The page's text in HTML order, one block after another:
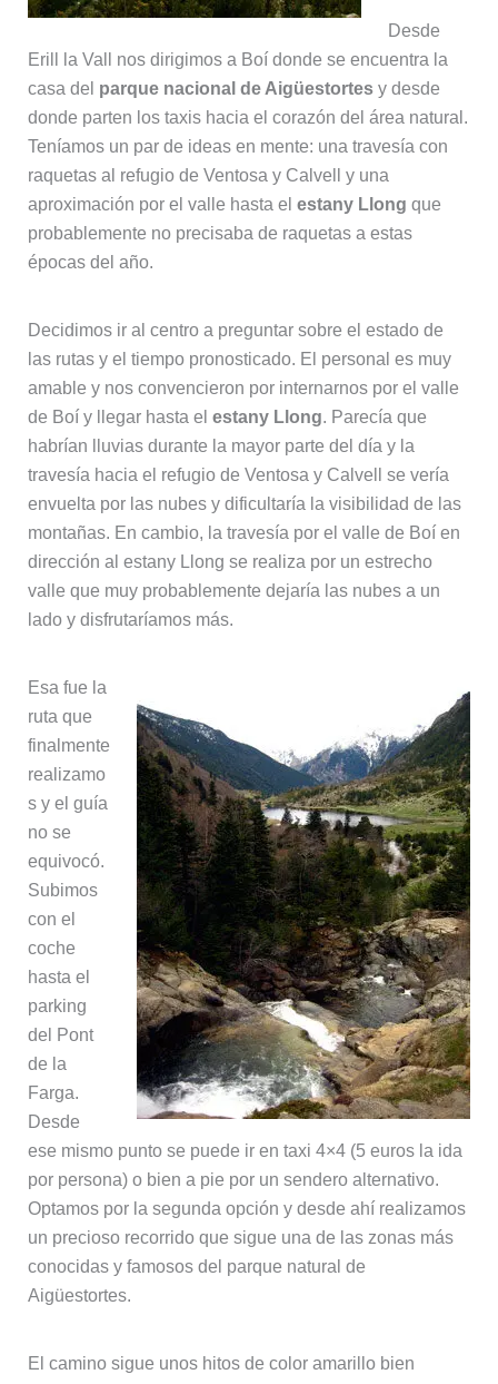
Desde
Erill la Vall nos dirigimos a Boí donde se encuentra la
casa del parque nacional de Aigüestortesy desde
donde parten los taxis hacia el corazón del área natural.
Teníamos un par de ideas en mente: una travesía con
raquetas al refugio de Ventosa y Calvell y una
aproximación por el valle hasta el estany Llong que
probablemente no precisaba de raquetas a estas
épocas del año.
Decidimos ir al centro a preguntar sobre el estado de
las rutas y el tiempo pronosticado. El personal es muy
amable y nos convencieron por internarnos por el valle
de Boí y llegar hasta el estany Llong. Parecía que
habrían lluvias durante la mayor parte del día y la
travesía hacia el refugio de Ventosa y Calvell se vería
envuelta por las nubes y dificultaría la visibilidad de las
montañas. En cambio, la travesía por el valle de Boí en
dirección al estany Llong se realiza por un estrecho
valle que muy probablemente dejaría las nubes a un
lado y disfrutaríamos más.
Esa fue la
ruta que
finalmente
realizamo
s y el guía
no se
equivocó.
Subimos
con el
coche
hasta el
parking
del Pont
de la
Farga.
Desde
ese mismo punto se puede ir en taxi 4×4 (5 euros la ida
por persona) o bien a pie por un sendero alternativo.
Optamos por la segunda opción y desde ahí realizamos
un precioso recorrido que sigue una de las zonas más
conocidas y famosos del parque natural de
Aigüestortes.
El camino sigue unos hitos de color amarillo bien